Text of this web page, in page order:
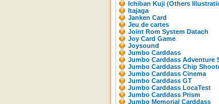
Ichiban Kuji (Others
Itajaga
Janken Card
Jeu de cartes
Joint Rom System Datach
Joy Card Game
Joysound
Jumbo Carddass
Jumbo Carddass Adventure
Jumbo Carddass Chip
Jumbo Carddass Cinema
Jumbo Carddass GT
Jumbo Carddass LocaTest
Jumbo Carddass Prism
Jumbo Memorial Carddass